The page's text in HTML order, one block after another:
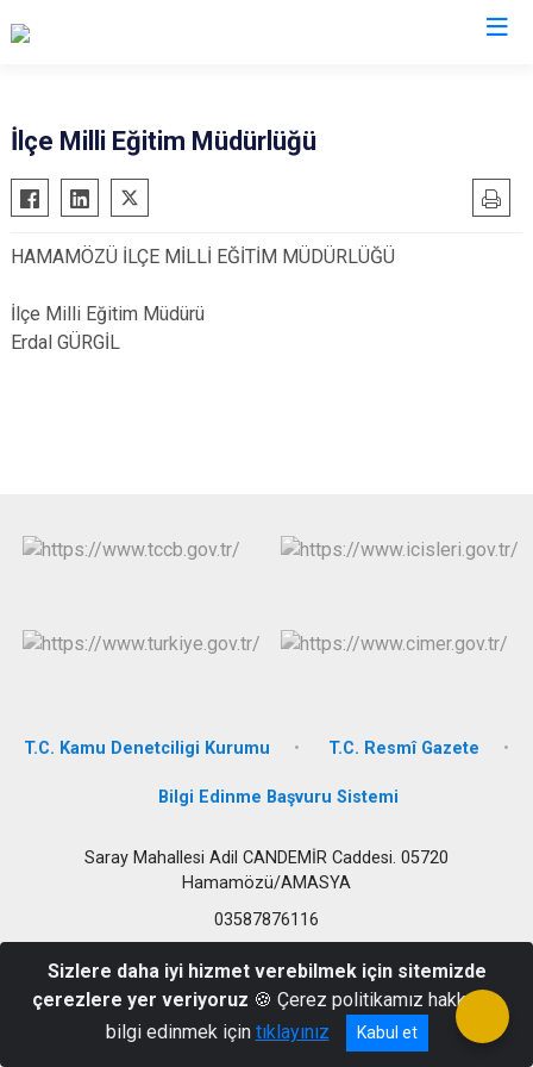
Göynücek
Gümüşhacıköy
Hamamözü
Merzifon
Suluova
İlçe Milli Eğitim Müdürlüğü
HAMAMÖZÜ İLÇE MİLLİ EĞİTİM MÜDÜRLÜĞÜ
İlçe Milli Eğitim Müdürü
Erdal GÜRGİL
T.C. Kamu Denetciligi Kurumu T.C. Resmî Gazete
Bilgi Edinme Başvuru Sistemi
Saray Mahallesi Adil CANDEMİR Caddesi. 05720
Hamamözü/AMASYA
03587876116
Sizlere daha iyi hizmet verebilmek için sitemizde
çerezlere yer veriyoruz 🍪 Çerez politikamız hakkında
bilgi edinmek için tıklayınız Kabul et